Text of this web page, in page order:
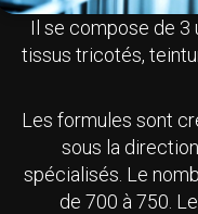
Il se compose de 3
tissus tricotés,
Les formules sont
sous la
spécialisés. Le
de 700 à 750.